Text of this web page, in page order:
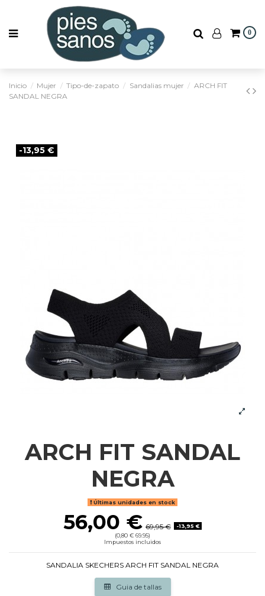
0
Inicio Mujer Tipo-de-zapato Sandalias mujer
ARCH FIT
SANDAL NEGRA
-13,95 €
ARCH FIT SANDAL
NEGRA
Últimas unidades en stock
56,00 € 69,95 €
-13,95 €
(0,80 € 69.95)
Impuestos incluidos
SANDALIA SKECHERS ARCH FIT SANDAL NEGRA
Guia de tallas